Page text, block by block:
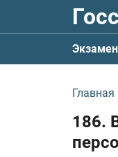
Экзамен
Главная
186.